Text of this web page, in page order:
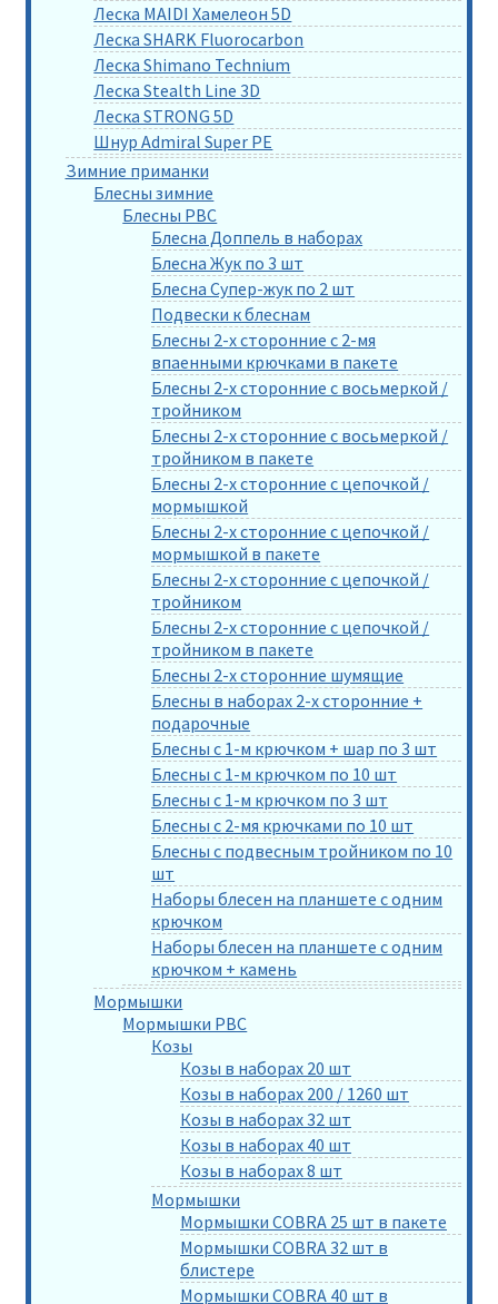
Леска MAIDI Хамелеон 5D
Леска SHARK Fluorocarbon
Леска Shimano Technium
Леска Stealth Line 3D
Леска STRONG 5D
Шнур Admiral Super PE
Зимние приманки
Блесны зимние
Блесны РВС
Блесна Доппель в наборах
Блесна Жук по 3 шт
Блесна Супер-жук по 2 шт
Подвески к блеснам
Блесны 2-х сторонние с 2-мя
впаенными крючками в пакете
Блесны 2-х сторонние с восьмеркой /
тройником
Блесны 2-х сторонние с восьмеркой /
тройником в пакете
Блесны 2-х сторонние с цепочкой /
мормышкой
Блесны 2-х сторонние с цепочкой /
мормышкой в пакете
Блесны 2-х сторонние с цепочкой /
тройником
Блесны 2-х сторонние с цепочкой /
тройником в пакете
Блесны 2-х сторонние шумящие
Блесны в наборах 2-х сторонние +
подарочные
Блесны с 1-м крючком + шар по 3 шт
Блесны с 1-м крючком по 10 шт
Блесны с 1-м крючком по 3 шт
Блесны с 2-мя крючками по 10 шт
Блесны с подвесным тройником по 10
шт
Наборы блесен на планшете с одним
крючком
Наборы блесен на планшете с одним
крючком + камень
Мормышки
Мормышки РВС
Козы
Козы в наборах 20 шт
Козы в наборах 200 / 1260 шт
Козы в наборах 32 шт
Козы в наборах 40 шт
Козы в наборах 8 шт
Мормышки
Мормышки COBRA 25 шт в пакете
Мормышки COBRA 32 шт в
блистере
Мормышки COBRA 40 шт в